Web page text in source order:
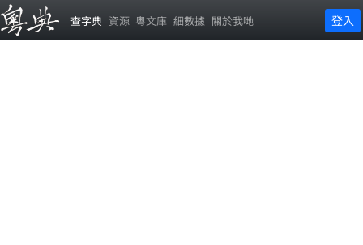
查字典 資源 粵文庫 細數據 關於我哋 登入